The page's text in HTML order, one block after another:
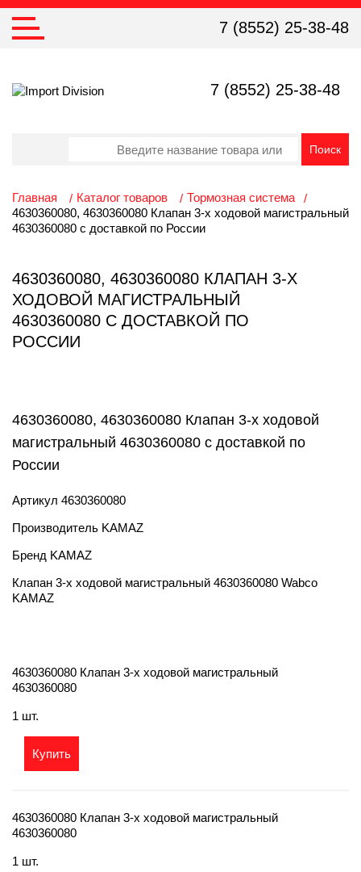
7 (8552) 25-38-48
7 (8552) 25-38-48
Главная Каталог товаров
Тормозная система
4630360080, 4630360080 Клапан 3-х ходовой магистральный
4630360080 с доставкой по России
4630360080, 4630360080 КЛАПАН 3-Х
ХОДОВОЙ МАГИСТРАЛЬНЫЙ
4630360080 С ДОСТАВКОЙ ПО
РОССИИ
4630360080, 4630360080 Клапан 3-х ходовой
магистральный 4630360080 с доставкой по
России
Артикул 4630360080
Производитель KAMAZ
Бренд KAMAZ
Клапан 3-х ходовой магистральный 4630360080 Wabco
KAMAZ
4630360080 Клапан 3-х ходовой магистральный
4630360080
1 шт.
Купить
4630360080 Клапан 3-х ходовой магистральный
4630360080
1 шт.